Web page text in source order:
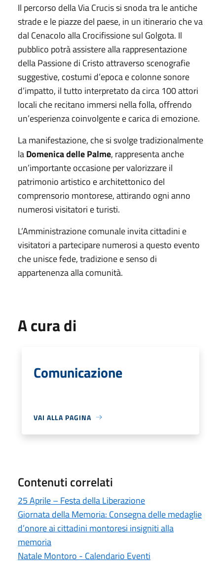
Il percorso della Via Crucis si snoda tra le antiche
strade e le piazze del paese, in un itinerario che va
dal Cenacolo alla Crocifissione sul Golgota. Il
pubblico potrà assistere alla rappresentazione
della Passione di Cristo attraverso scenografie
suggestive, costumi d’epoca e colonne sonore
d’impatto, il tutto interpretato da circa 100 attori
locali che recitano immersi nella folla, offrendo
un’esperienza coinvolgente e carica di emozione.
La manifestazione, che si svolge tradizionalmente
laDomenica delle Palme, rappresenta anche
un’importante occasione per valorizzare il
patrimonio artistico e architettonico del
comprensorio montorese, attirando ogni anno
numerosi visitatori e turisti.
L’Amministrazione comunale invita cittadini e
visitatori a partecipare numerosi a questo evento
che unisce fede, tradizione e senso di
appartenenza alla comunità.
A cura di
Comunicazione
VAI ALLA PAGINA
Contenuti correlati
25 Aprile – Festa della Liberazione
Giornata della Memoria: Consegna delle medaglie
d’onore ai cittadini montoresi insigniti alla
memoria
Natale Montoro - Calendario Eventi